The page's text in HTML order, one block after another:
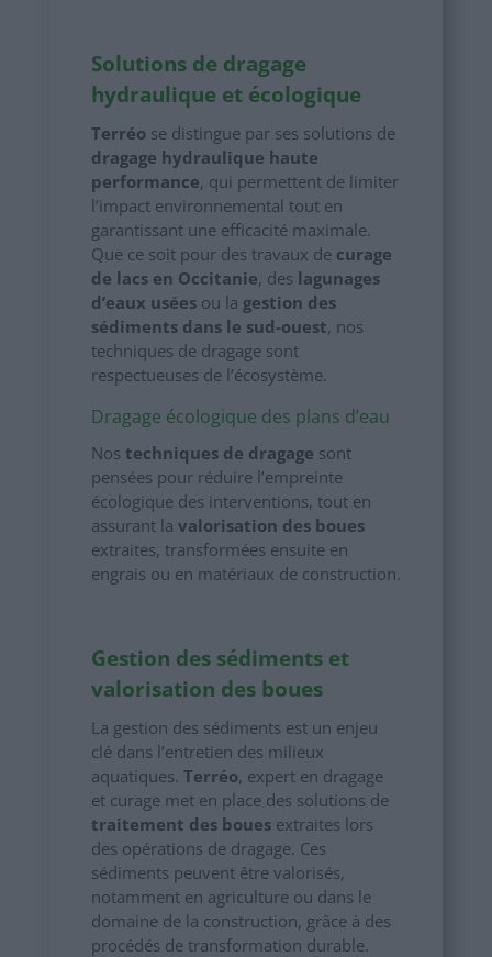
Solutions de dragage
hydraulique et écologique
Terréose distingue par ses solutions de
dragage hydraulique haute
performance, qui permettent de limiter
l’impact environnemental tout en
garantissant une efficacité maximale.
Que ce soit pour des travaux de curage
de lacs en Occitanie, des lagunages
d’eaux uséesou la gestion des
sédiments dans le sud-ouest, nos
techniques de dragage sont
respectueuses de l’écosystème.
Dragage écologique des plans d’eau
Nos techniques de dragage sont
pensées pour réduire l’empreinte
écologique des interventions, tout en
assurant la valorisation des boues
extraites, transformées ensuite en
engrais ou en matériaux de construction.
Gestion des sédiments et
valorisation des boues
La gestion des sédiments est un enjeu
clé dans l’entretien des milieux
aquatiques. Terréo, expert en dragage
et curage met en place des solutions de
traitement des bouesextraites lors
des opérations de dragage. Ces
sédiments peuvent être valorisés,
notamment en agriculture ou dans le
domaine de la construction, grâce à des
procédés de transformation durable.